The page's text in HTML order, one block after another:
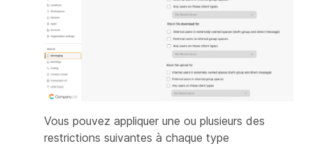
Vous pouvez appliquer une ou plusieurs des
restrictions suivantes à chaque type